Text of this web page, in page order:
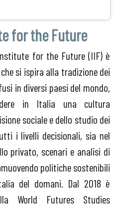
for the Future
for the Future (IIF) è
si ispira alla tradizione dei
in diversi paesi del mondo,
in Italia una cultura
sociale e dello studio dei
i livelli decisionali, sia nel
privato, scenari e analisi di
politiche sostenibili
del domani. Dal 2018 è
World Futures Studies